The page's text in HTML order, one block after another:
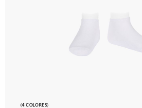
(4 COLORES)